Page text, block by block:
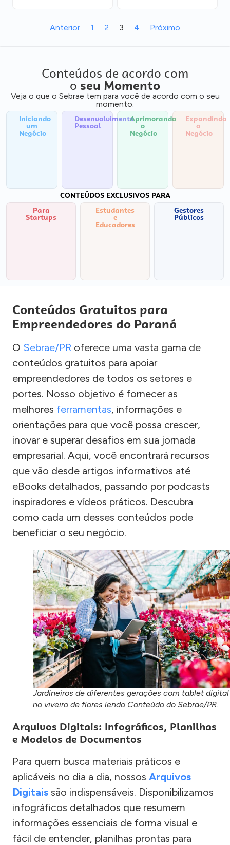
Anterior 1 2 3 4 Próximo
Conteúdos de acordo com
o seu Momento
Veja o que o Sebrae tem para você de acordo com o seu
momento:
Iniciando
um
Negócio
Desenvolvimento
Pessoal
Aprimorando
o
Negócio
Expandindo
o
Negócio
CONTEÚDOS EXCLUSIVOS PARA
Para
Startups
Estudantes
e
Educadores
Gestores
Públicos
Conteúdos Gratuitos para
Empreendedores do Paraná
O Sebrae/PR oferece uma vasta gama de
conteúdos gratuitos para apoiar
empreendedores de todos os setores e
portes. Nosso objetivo é fornecer as
melhores ferramentas, informações e
orientações para que você possa crescer,
inovar e superar desafios em sua jornada
empresarial. Aqui, você encontrará recursos
que vão desde artigos informativos até
eBooks detalhados, passando por podcasts
inspiradores e vídeos práticos. Descubra
como cada um desses conteúdos pode
beneficiar o seu negócio.
Jardineiros de diferentes gerações com tablet digital
no viveiro de flores lendo Conteúdo do Sebrae/PR.
Arquivos Digitais: Infográficos, Planilhas
e Modelos de Documentos
Para quem busca materiais práticos e
aplicáveis no dia a dia, nossos Arquivos
Digitais são indispensáveis. Disponibilizamos
infográficos detalhados que resumem
informações essenciais de forma visual e
fácil de entender, planilhas prontas para